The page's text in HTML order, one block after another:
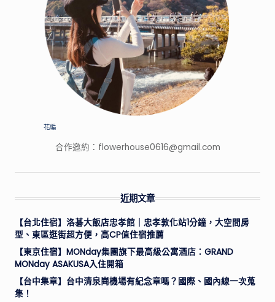
花編
合作邀約： flowerhouse0616@gmail.com
近期文章
【台北住宿】洛碁大飯店忠孝館｜忠孝敦化站1分鐘，大空間房
型、東區逛街超方便，高CP值住宿推薦
【東京住宿】MONday集團旗下最高級公寓酒店：GRAND
MONday ASAKUSA入住開箱
【台中集章】台中清泉崗機場有紀念章嗎？國際、國內線一次蒐
集！